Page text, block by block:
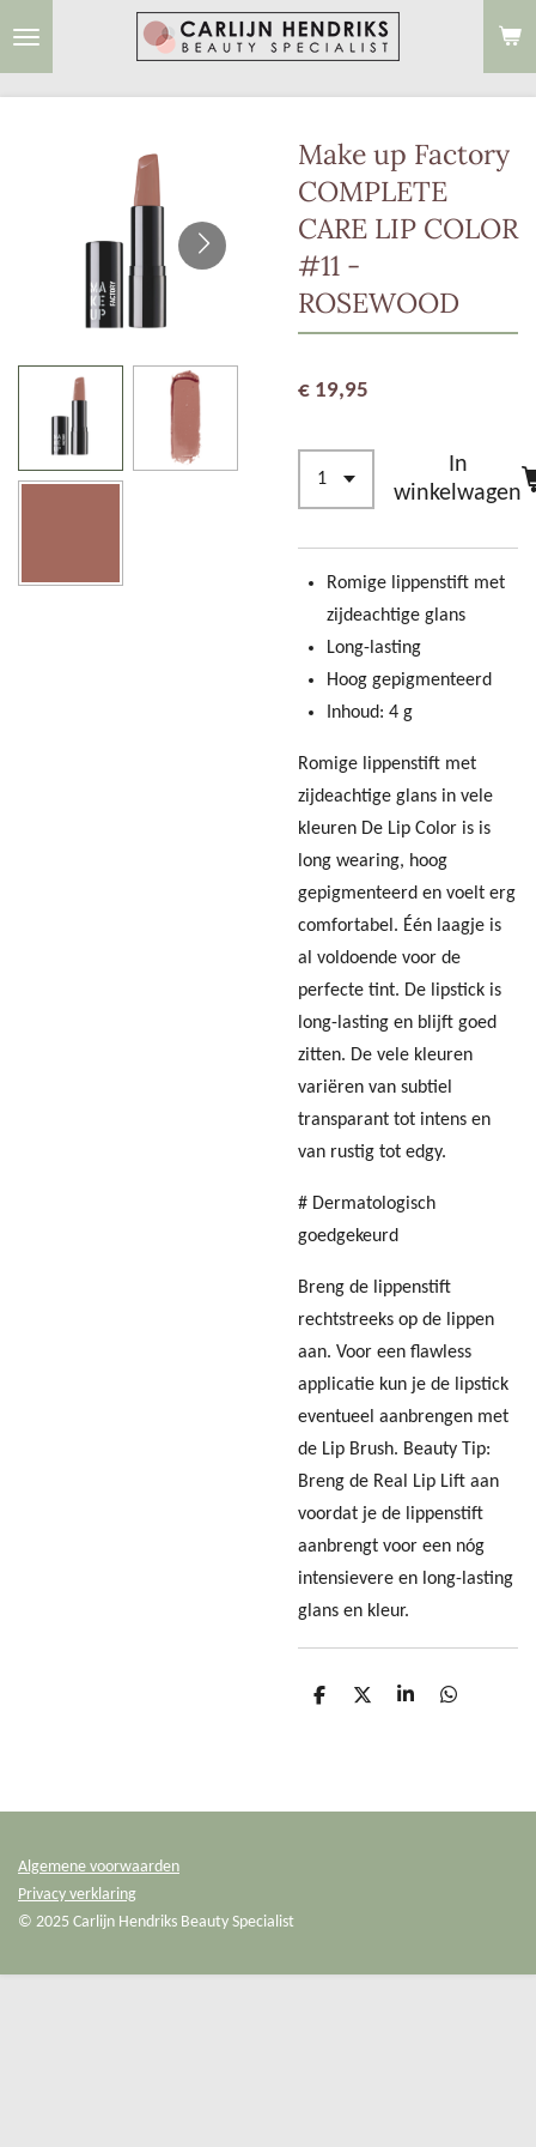
Ga
Make up Factory
COMPLETE
CARE LIP COLOR
#11 -
ROSEWOOD
€ 19,95
In
winkelwagen
Romige lippenstift met
zijdeachtige glans
Long-lasting
Hoog gepigmenteerd
Inhoud: 4 g
Romige lippenstift met
zijdeachtige glans in vele
kleuren De Lip Color is is
long wearing, hoog
gepigmenteerd en voelt erg
comfortabel. Één laagje is
al voldoende voor de
perfecte tint. De lipstick is
long-lasting en blijft goed
zitten. De vele kleuren
variëren van subtiel
transparant tot intens en
van rustig tot edgy.
# Dermatologisch
goedgekeurd
Breng de lippenstift
rechtstreeks op de lippen
aan. Voor een flawless
applicatie kun je de lipstick
eventueel aanbrengen met
de Lip Brush. Beauty Tip:
Breng de Real Lip Lift aan
voordat je de lippenstift
aanbrengt voor een nóg
intensievere en long-lasting
glans en kleur.
D
D
S
D
Algemene voorwaarden
Privacy verklaring
© 2025 Carlijn Hendriks Beauty Specialist